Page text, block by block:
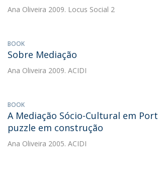
Ana Oliveira 2009. Locus Social 2
BOOK
Sobre Mediação
Ana Oliveira 2009. ACIDI
BOOK
A Mediação Sócio-Cultural em
puzzle em construção
Ana Oliveira 2005. ACIDI